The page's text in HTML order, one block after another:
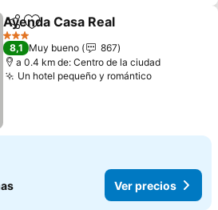
CompartirAgregar a favoritos
Ayenda Casa Real
3 Estrellas
8,1 Muy bueno
867
a 0.4 km de: Centro de la ciudad
Un hotel pequeño y romántico
Ver precios